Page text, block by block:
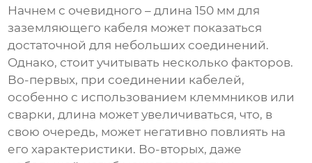
Начнем с очевидного – длина 150 мм для
заземляющего кабеля может показаться
достаточной для небольших соединений.
Однако, стоит учитывать несколько факторов.
Во-первых, при соединении кабелей,
особенно с использованием клеммников или
сварки, длина может увеличиваться, что, в
свою очередь, может негативно повлиять на
его характеристики. Во-вторых, даже